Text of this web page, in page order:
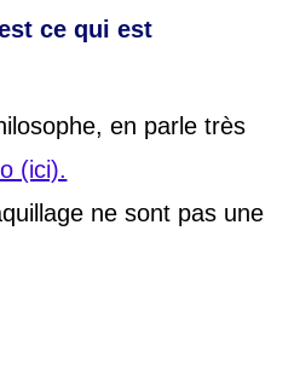
ce qui est
en parle très
(ici).
ne sont pas une